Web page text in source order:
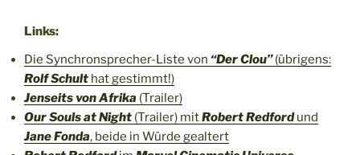
Links:
Die Synchronsprecher-Liste von “Der Clou”(übrigens:
Rolf Schult hat gestimmt!)
Jenseits von Afrika (Trailer)
Our Souls at Night (Trailer) mitRobert Redfordund
Jane Fonda, beide in Würde gealtert